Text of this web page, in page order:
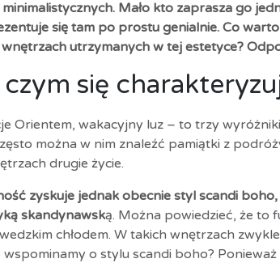
Mało kto zaprasza go
się tam po prostu genialnie. Co
utrzymanych w tej estetyce?
się
Orientem, wakacyjny luz – to trzy
można w nim znaleźć pamiątki z
drugie życie.
zyskuje jednak obecnie styl scandi
skandynawską. Można powiedzieć, że to
chłodem. W takich wnętrzach
wspominamy o stylu scandi boho?